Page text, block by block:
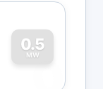
0.5
MW